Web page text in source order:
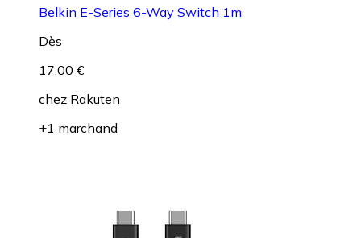
Belkin E-Series 6-Way Switch 1m
Dès
17,00 €
chez Rakuten
+1 marchand